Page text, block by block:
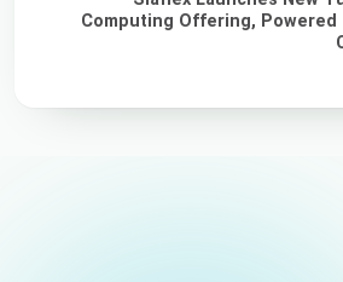
Computing Offering, Powered